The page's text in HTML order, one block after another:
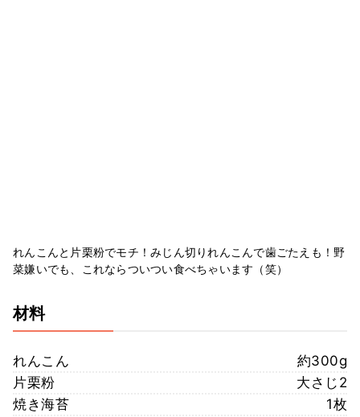
れんこんと片栗粉でモチ！みじん切りれんこんで歯ごたえも！野
菜嫌いでも、これならついつい食べちゃいます（笑）
材料
れんこん
約300g
片栗粉
大さじ2
焼き海苔
1枚